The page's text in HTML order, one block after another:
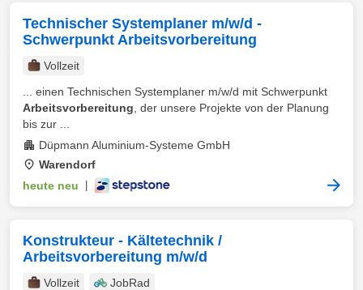
Technischer Systemplaner m/w/d -
Schwerpunkt Arbeitsvorbereitung
Vollzeit
... einen Technischen Systemplaner m/w/d mit Schwerpunkt
Arbeitsvorbereitung , der unsere Projekte von der Planung
bis zur ...
Düpmann Aluminium-Systeme GmbH
Warendorf
heute neu
Konstrukteur - Kältetechnik /
Arbeitsvorbereitung m/w/d
Vollzeit
JobRad